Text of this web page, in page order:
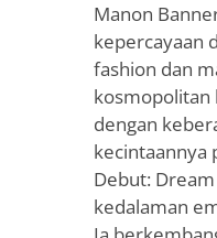
Manon
kepercayaan
fashion dan
kosmopolitan
dengan
kecintaannya
Debut:
kedalaman